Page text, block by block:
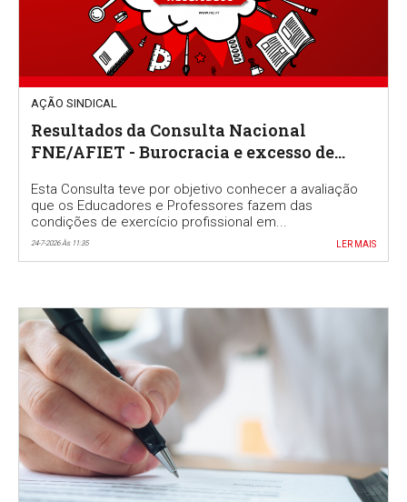
AÇÃO SINDICAL
Resultados da Consulta Nacional
FNE/AFIET - Burocracia e excesso de
Esta Consulta teve por objetivo conhecer a avaliação
que os Educadores e Professores fazem das
condições de exercício profissional em...
24-7-2026 Às 11:35 LER MAIS